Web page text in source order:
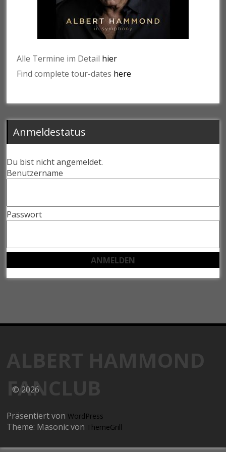
Alle Termine im Detail hier
Find complete tour-dates here
Anmeldestatus
Du bist nicht angemeldet.
Benutzername
Passwort
ALBERT HAMMOND
FANCLUB
© 2026
Präsentiert vonWordPress
Theme: Masonic von ThemeGrill